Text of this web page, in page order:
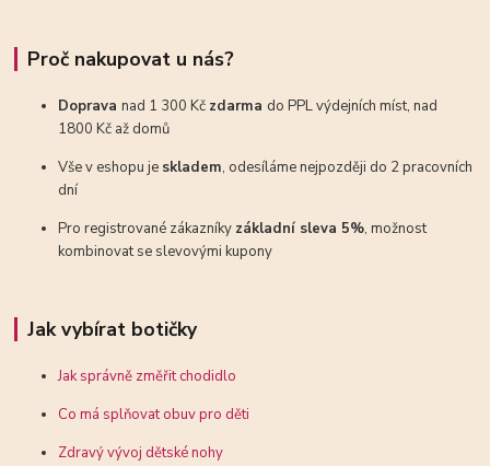
Proč nakupovat u nás?
Dopravanad 1 300 Kč zdarma do PPL výdejních míst, nad
1800 Kč až domů
Vše v eshopu je skladem, odesíláme nejpozději do 2 pracovních
dní
Pro registrované zákazníky základní sleva 5%, možnost
kombinovat se slevovými kupony
Jak vybírat botičky
Jak správně změřit chodidlo
Co má splňovat obuv pro děti
Zdravý vývoj dětské nohy